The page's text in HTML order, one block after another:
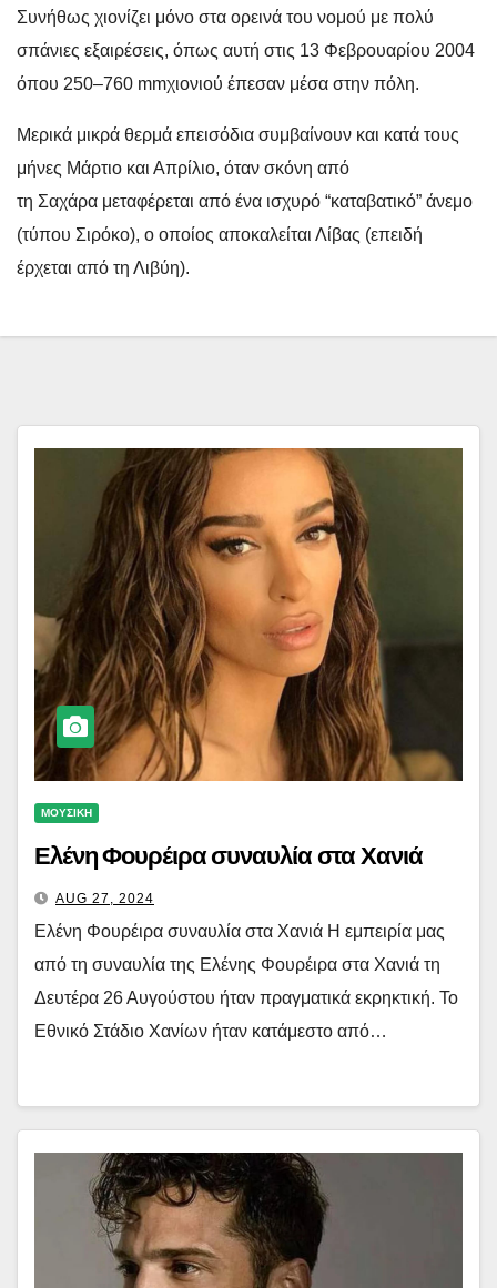
Συνήθως χιονίζει μόνο στα ορεινά του νομού με πολύ
σπάνιες εξαιρέσεις, όπως αυτή στις 13 Φεβρουαρίου 2004
όπου 250–760 mmχιονιού έπεσαν μέσα στην πόλη.
Μερικά μικρά θερμά επεισόδια συμβαίνουν και κατά τους
μήνες Μάρτιο και Απρίλιο, όταν σκόνη από
τη Σαχάρα μεταφέρεται από ένα ισχυρό “καταβατικό” άνεμο
(τύπου Σιρόκο), ο οποίος αποκαλείται Λίβας (επειδή
έρχεται από τη Λιβύη).
ΜΟΥΣΙΚΗ
Ελένη Φουρέιρα συναυλία στα Χανιά
AUG 27, 2024
Ελένη Φουρέιρα συναυλία στα Χανιά Η εμπειρία μας
από τη συναυλία της Ελένης Φουρέιρα στα Χανιά τη
Δευτέρα 26 Αυγούστου ήταν πραγματικά εκρηκτική. Το
Εθνικό Στάδιο Χανίων ήταν κατάμεστο από…